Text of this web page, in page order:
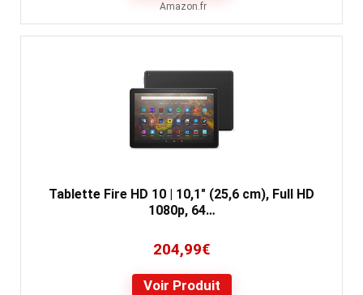
Amazon.fr
Tablette Fire HD 10 | 10,1" (25,6 cm), Full HD
1080p, 64…
204,99€
Voir Produit